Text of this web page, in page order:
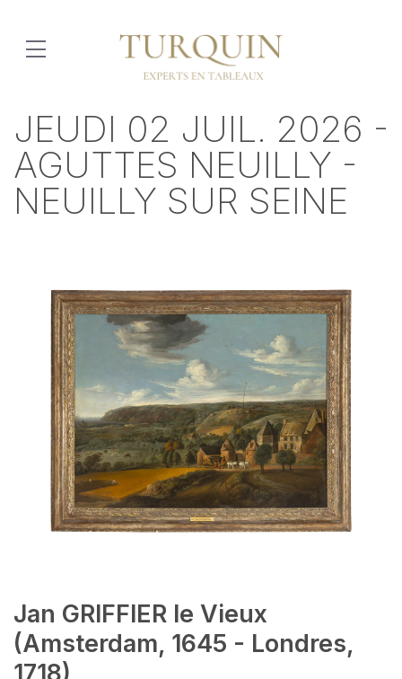
JEUDI 02 JUIL. 2026 -
AGUTTES NEUILLY -
NEUILLY SUR SEINE
Jan GRIFFIER le Vieux
(Amsterdam, 1645 - Londres,